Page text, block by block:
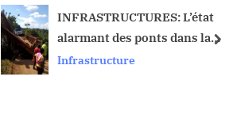
t
:
INFRASTRUCTURES: L’état
alarmant des ponts dans la
province du Haut Uele, une
Infrastructure
next